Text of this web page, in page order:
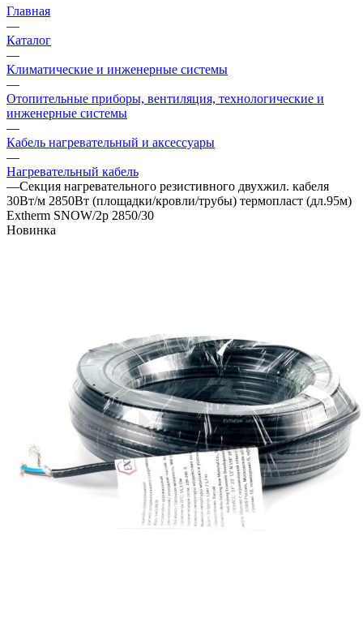
Главная
—
Каталог
—
Климатические и инженерные системы
—
Отопительные приборы, вентиляция, технологические и
инженерные системы
—
Кабель нагревательный и аксессуары
—
Нагревательный кабель
—Секция нагревательного резистивного двухжил. кабеля
30Вт/м 2850Вт (площадки/кровли/трубы) термопласт (дл.95м)
Extherm SNOW/2p 2850/30
Новинка